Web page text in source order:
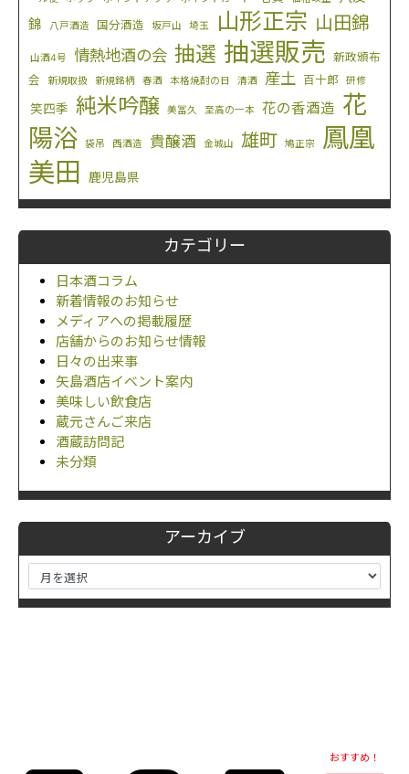
錦
八戸酒造 国分酒造 坂戸山 埼玉 山形正宗 山田錦
山酒4号 情熱地酒の会 抽選 抽選販売 新政頒布
会
新規取扱 新規銘柄 春酒 本格焼酎の日 清酒 産土 百十郎 研修
笑四季 純米吟醸 美冨久 至高の一本 花の香酒造 花
陽浴
袋吊 西酒造 貴醸酒 金城山 雄町 鳩正宗
鳳凰
美田
鹿児島県
カテゴリー
日本酒コラム
新着情報のお知らせ
メディアへの掲載履歴
店舗からのお知らせ情報
日々の出来事
矢島酒店イベント案内
美味しい飲食店
蔵元さんご来店
酒蔵訪問記
未分類
アーカイブ
おすすめ！